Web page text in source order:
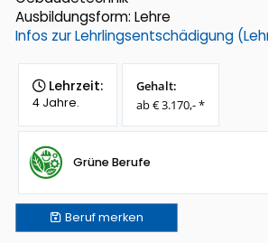
Ausbildungsform: Lehre
Infos zur Lehrlingsentschädigung
Lehrzeit:
4 Jahre.
Gehalt:
ab € 3.170,- *
Grüne Berufe
Berufmerken